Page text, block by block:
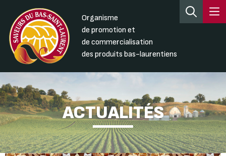
Organisme
de promotion et
de commercialisation
des produits bas-laurentiens
ACTUALITÉS